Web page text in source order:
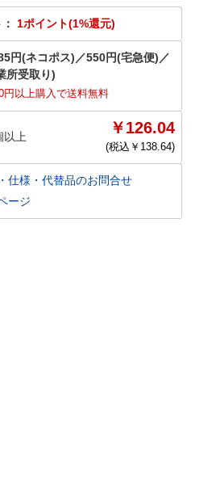
1ポイント(1%還元)
円(ネコポス) ／550円(宅急便) ／
所受取り)
円以上購入で送料無料
以上 ￥126.04
(税込￥ 138.64)
仕様・代替品のお問合せ
ージ